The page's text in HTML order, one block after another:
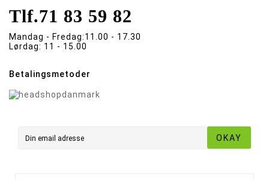
Tlf.71 83 59 82
Mandag - Fredag:11.00 - 17.30
Lørdag: 11 - 15.00
Betalingsmetoder
OKAY